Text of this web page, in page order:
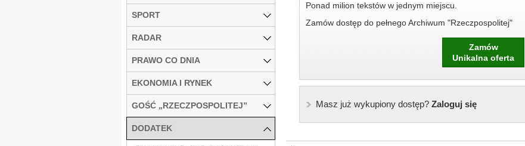
Ponad milion tekstów w jednym miejscu.
Zamów dostęp do pełnego Archiwum "Rzeczpospolitej"
Zamów
Unikalna oferta
Masz już wykupiony dostęp?Zaloguj się
SPORT
RADAR
PRAWO CO DNIA
EKONOMIA I RYNEK
GOŚĆ „RZECZPOSPOLITEJ”
DODATEK